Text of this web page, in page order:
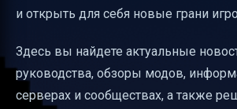
и открыть для себя новые грани
Здесь вы найдете актуальные
руководства, обзоры модов,
серверах и сообществах, а также